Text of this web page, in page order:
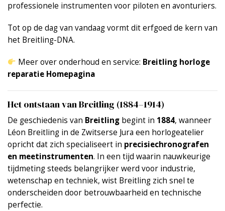
professionele instrumenten voor piloten en avonturiers.
Tot op de dag van vandaag vormt dit erfgoed de kern van
het Breitling-DNA.
Meer over onderhoud en service: Breitling horloge
reparatie Homepagina
Het ontstaan van Breitling (1884–1914)
De geschiedenis van Breitling begint in 1884, wanneer
Léon Breitling in de Zwitserse Jura een horlogeatelier
opricht dat zich specialiseert in precisiechronografen
en meetinstrumenten. In een tijd waarin nauwkeurige
tijdmeting steeds belangrijker werd voor industrie,
wetenschap en techniek, wist Breitling zich snel te
onderscheiden door betrouwbaarheid en technische
perfectie.